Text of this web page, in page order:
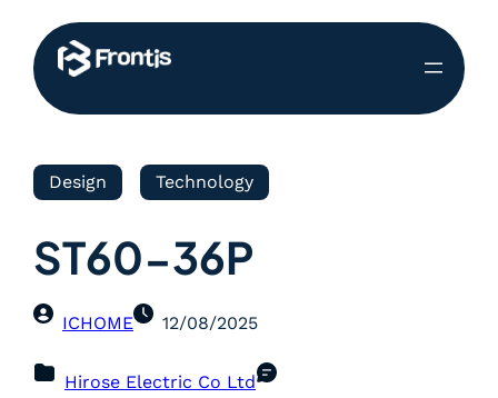
Design Technology
ST60-36P
ICHOME 12/08/2025
Hirose Electric Co Ltd